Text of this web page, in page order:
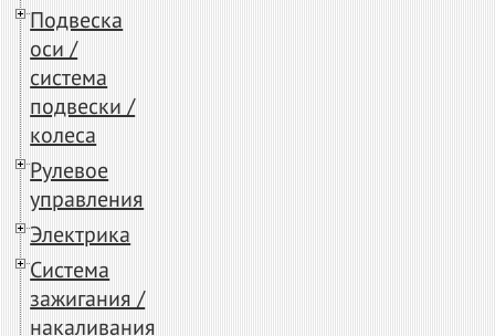
Подвеска
оси /
система
подвески /
колеса
Рулевое
управления
Электрика
Система
зажигания /
накаливания